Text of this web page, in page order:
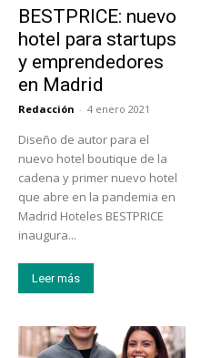
BESTPRICE: nuevo
hotel para startups
y emprendedores
en Madrid
Redacción - 4 enero 2021
Diseño de autor para el
nuevo hotel boutique de la
cadena y primer nuevo hotel
que abre en la pandemia en
Madrid Hoteles BESTPRICE
inaugura...
Leer más